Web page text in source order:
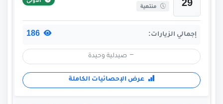
29 منتهية
إجمالي الزيارات:
صيدلية وحيدة
عرض الإحصائيات الكاملة